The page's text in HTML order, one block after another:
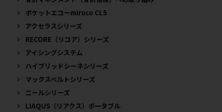
ポケットエコーmiruco CL5
アクセラスシリーズ
RECORE（リコア）シリーズ
アイシングシステム
ハイブリッドシーネシリーズ
マックスベルトシリーズ
ニールシリーズ
LIAQUS（リアクス）ポータブル